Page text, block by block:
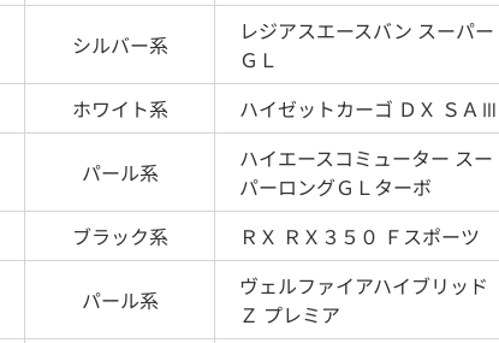
シルバー系 レジアスエースバン スーパー
ＧＬ
ホワイト系 ハイゼットカーゴ ＤＸ ＳＡⅢ
パール系 ハイエースコミューター スー
パーロングＧＬターボ
ブラック系 ＲＸ ＲＸ３５０ Ｆスポーツ
パール系
ヴェルファイアハイブリッド
Ｚ プレミア